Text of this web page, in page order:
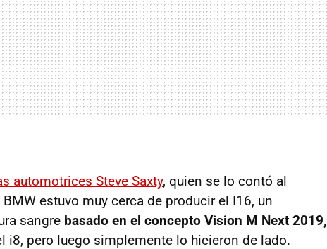
automotrices Steve Saxty, quien se lo contó al
estuvo muy cerca de producir el I16, un
sangre basado en el concepto Vision M Next 2019,
i8, pero luego simplemente lo hicieron de lado.